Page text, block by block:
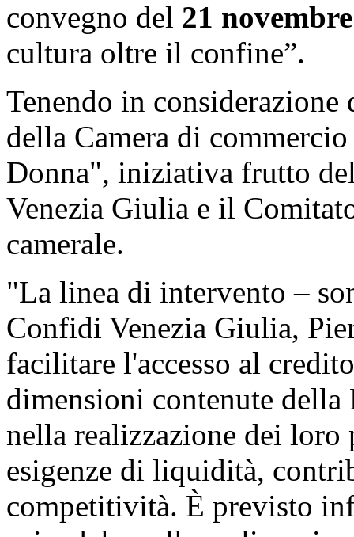
convegno del 21 novembre
cultura oltre il confine”.
Tenendo in
della Camera di
Donna", iniziativa frutto
Venezia Giulia e il
camerale.
"La linea di intervento –
Confidi Venezia Giulia,
facilitare l'accesso al
dimensioni contenute
nella realizzazione dei
esigenze di liquidità,
competitività. È previsto